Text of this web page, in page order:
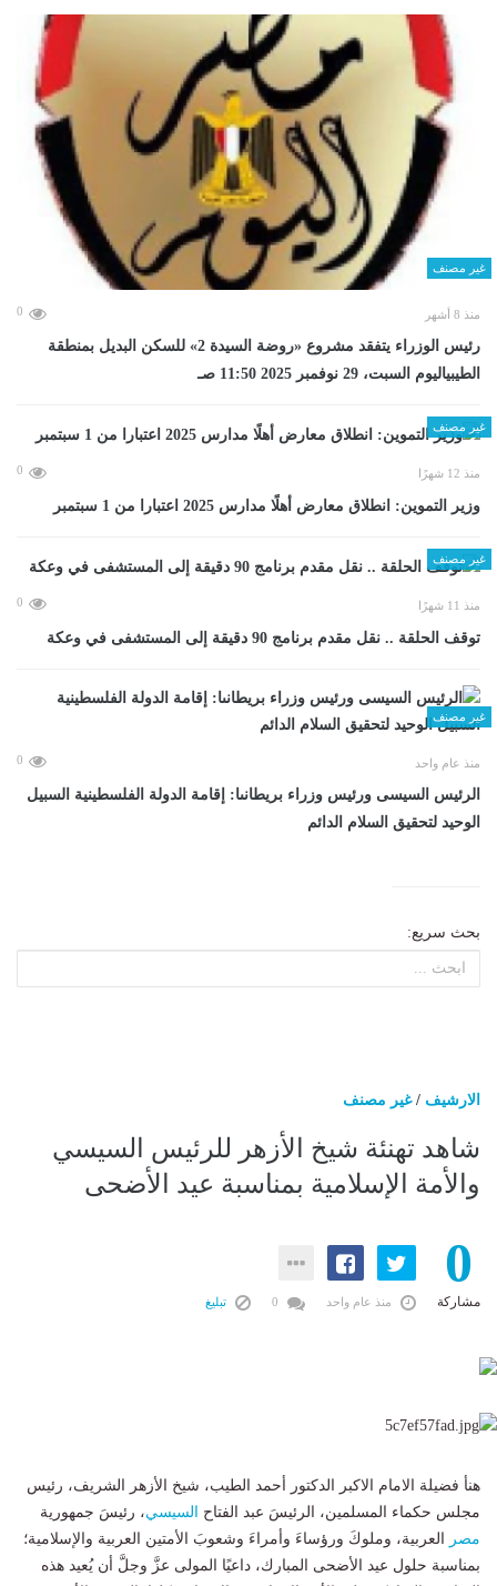
غير مصنف
منذ 8 أشهر 0
رئيس الوزراء يتفقد مشروع «روضة السيدة 2» للسكن البديل بمنطقة
الطيبياليوم السبت، 29 نوفمبر 2025 11:50 صـ
غير مصنف
منذ 12 شهرًا 0
وزير التموين: انطلاق معارض أهلًا مدارس 2025 اعتبارا من 1 سبتمبر
غير مصنف
منذ 11 شهرًا 0
توقف الحلقة .. نقل مقدم برنامج 90 دقيقة إلى المستشفى في وعكة
غير مصنف
منذ عام واحد 0
الرئيس السيسى ورئيس وزراء بريطانىا: إقامة الدولة الفلسطينية السبيل
الوحيد لتحقيق السلام الدائم
بحث سريع:
الارشيف /غير مصنف
شاهد تهنئة شيخ الأزهر للرئيس السيسي
والأمة الإسلامية بمناسبة عيد الأضحى
0
مشاركة منذ عام واحد تبليغ
هنأ فضيلة الامام الاكبر الدكتور أحمد الطيب، شيخ الأزهر الشريف، رئيس
مجلس حكماء المسلمين، الرئيسَ عبد الفتاح السيسي، رئيسَ جمهورية
مصر العربية، وملوكَ ورؤساءَ وأمراءَ وشعوبَ الأمتين العربية والإسلامية؛
بمناسبة حلول عيد الأضحى المبارك، داعيًا المولى عزَّ وجلَّ أن يُعيد هذه